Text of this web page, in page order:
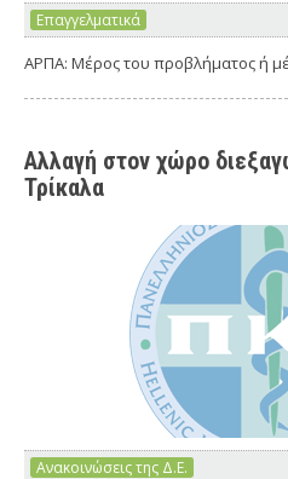
Επαγγελματικά
ΑΡΠΑ: Μέρος του προβλήματος ή
Αλλαγή στον χώρο
Τρίκαλα
Ανακοινώσεις της Δ.Ε.